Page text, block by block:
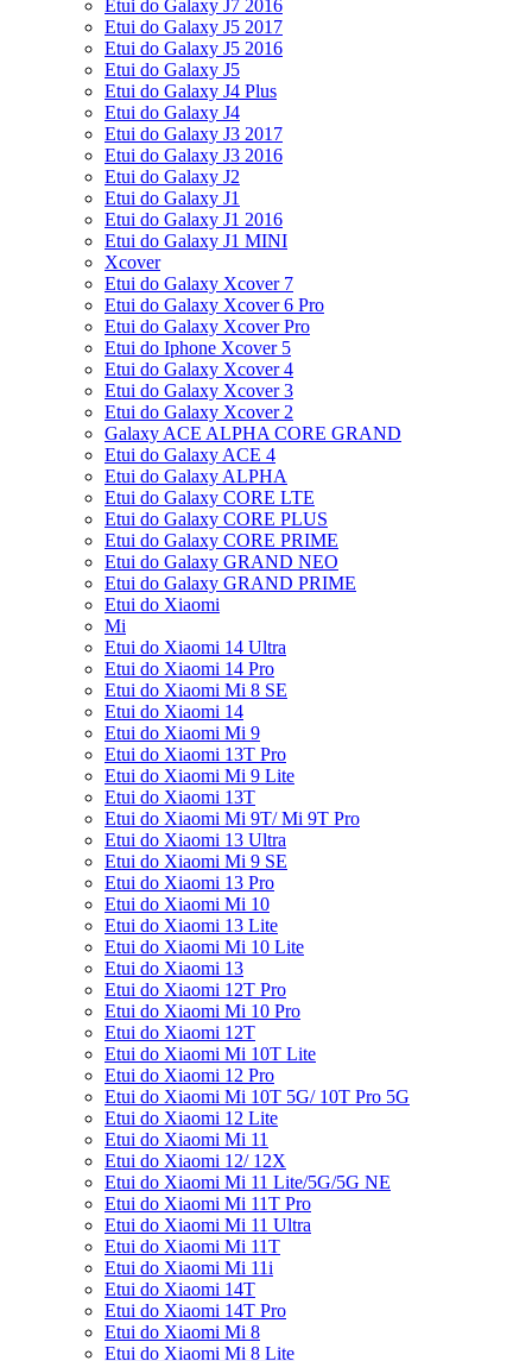
Etui do Galaxy J7 2016
Etui do Galaxy J5 2017
Etui do Galaxy J5 2016
Etui do Galaxy J5
Etui do Galaxy J4 Plus
Etui do Galaxy J4
Etui do Galaxy J3 2017
Etui do Galaxy J3 2016
Etui do Galaxy J2
Etui do Galaxy J1
Etui do Galaxy J1 2016
Etui do Galaxy J1 MINI
Xcover
Etui do Galaxy Xcover 7
Etui do Galaxy Xcover 6 Pro
Etui do Galaxy Xcover Pro
Etui do Iphone Xcover 5
Etui do Galaxy Xcover 4
Etui do Galaxy Xcover 3
Etui do Galaxy Xcover 2
Galaxy ACE ALPHA CORE GRAND
Etui do Galaxy ACE 4
Etui do Galaxy ALPHA
Etui do Galaxy CORE LTE
Etui do Galaxy CORE PLUS
Etui do Galaxy CORE PRIME
Etui do Galaxy GRAND NEO
Etui do Galaxy GRAND PRIME
Etui do Xiaomi
Mi
Etui do Xiaomi 14 Ultra
Etui do Xiaomi 14 Pro
Etui do Xiaomi Mi 8 SE
Etui do Xiaomi 14
Etui do Xiaomi Mi 9
Etui do Xiaomi 13T Pro
Etui do Xiaomi Mi 9 Lite
Etui do Xiaomi 13T
Etui do Xiaomi Mi 9T/ Mi 9T Pro
Etui do Xiaomi 13 Ultra
Etui do Xiaomi Mi 9 SE
Etui do Xiaomi 13 Pro
Etui do Xiaomi Mi 10
Etui do Xiaomi 13 Lite
Etui do Xiaomi Mi 10 Lite
Etui do Xiaomi 13
Etui do Xiaomi 12T Pro
Etui do Xiaomi Mi 10 Pro
Etui do Xiaomi 12T
Etui do Xiaomi Mi 10T Lite
Etui do Xiaomi 12 Pro
Etui do Xiaomi Mi 10T 5G/ 10T Pro 5G
Etui do Xiaomi 12 Lite
Etui do Xiaomi Mi 11
Etui do Xiaomi 12/ 12X
Etui do Xiaomi Mi 11 Lite/5G/5G NE
Etui do Xiaomi Mi 11T Pro
Etui do Xiaomi Mi 11 Ultra
Etui do Xiaomi Mi 11T
Etui do Xiaomi Mi 11i
Etui do Xiaomi 14T
Etui do Xiaomi 14T Pro
Etui do Xiaomi Mi 8
Etui do Xiaomi Mi 8 Lite